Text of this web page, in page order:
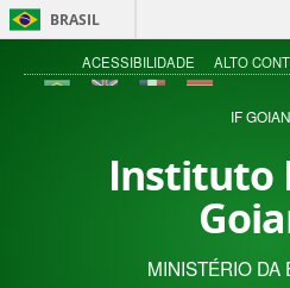
BRASIL
ACESSIBILIDADE ALTO
IF
Instituto
MINISTÉRIO DA